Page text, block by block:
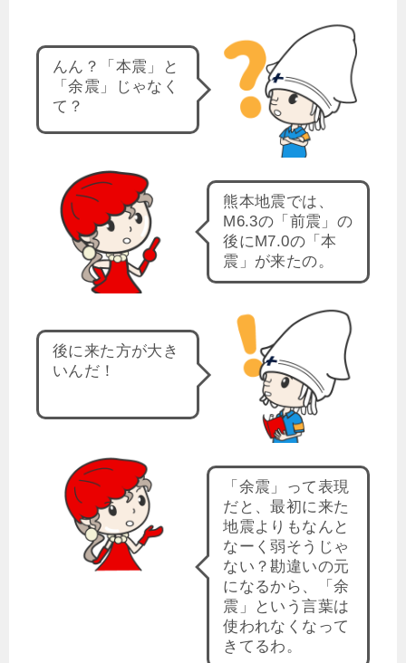
んん？「本震」と
「余震」じゃなく
て？
熊本地震では、
M6.3の「前震」の
後にM7.0の「本
震」が来たの。
後に来た方が大き
いんだ！
「余震」って表現
だと、最初に来た
地震よりもなんと
なーく弱そうじゃ
ない？勘違いの元
になるから、「余
震」という言葉は
使われなくなって
きてるわ。